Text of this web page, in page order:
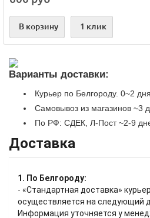
В корзину 1 клик
Варианты доставки:
Курьер по Белгороду. 0~2
Самовывоз из магазинов ~3
По РФ: СДЕК, Л-Пост ~2-9
Доставка
1. По Белгороду:
- «Стандартная доставка»
осуществляется на следующий
Информация уточняется у